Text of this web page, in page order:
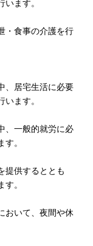
ます。
・食事の介護を行
、居宅生活に必要
ます。
、一般的就労に必
。
提供するととも
。
おいて、夜間や休